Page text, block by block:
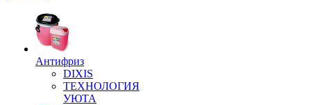
Антифриз
DIXIS
ТЕХНОЛОГИЯ
УЮТА